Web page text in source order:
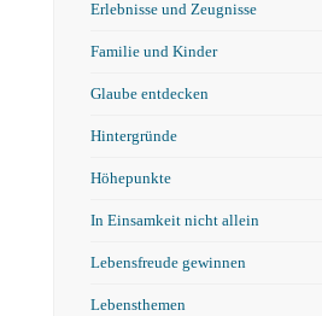
Erlebnisse und Zeugnisse
Familie und Kinder
Glaube entdecken
Hintergründe
Höhepunkte
In Einsamkeit nicht allein
Lebensfreude gewinnen
Lebensthemen